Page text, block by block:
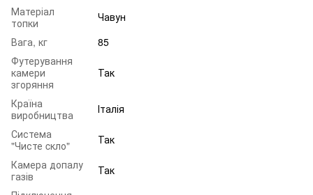
Матеріал
топки
Чавун
Вага, кг
85
Футерування
камери
згоряння
Так
Країна
виробництва
Італія
Система
"Чисте cкло"
Так
Камера допалу
газів
Так